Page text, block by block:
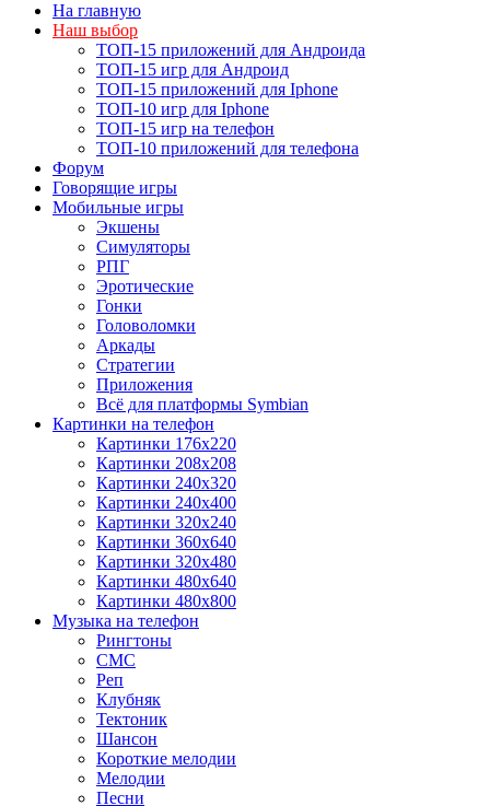
На главную
Наш выбор
ТОП-15 приложений для Андроида
ТОП-15 игр для Андроид
ТОП-15 приложений для Iphone
ТОП-10 игр для Iphone
ТОП-15 игр на телефон
ТОП-10 приложений для телефона
Форум
Говорящие игры
Мобильные игры
Экшены
Симуляторы
РПГ
Эротические
Гонки
Головоломки
Аркады
Стратегии
Приложения
Всё для платформы Symbian
Картинки на телефон
Картинки 176x220
Картинки 208x208
Картинки 240x320
Картинки 240x400
Картинки 320x240
Картинки 360x640
Картинки 320x480
Картинки 480x640
Картинки 480x800
Музыка на телефон
Рингтоны
СМС
Реп
Клубняк
Тектоник
Шансон
Короткие мелодии
Мелодии
Песни